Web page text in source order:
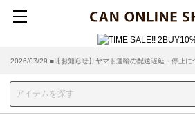
2026/07/29 ■【お知らせ】ヤマト運輸の配送遅延・停止に
2026/03/18 ■店舗受け取りサービスのご案内